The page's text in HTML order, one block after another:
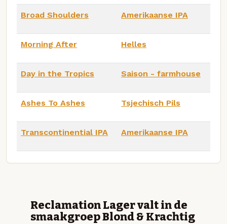
Broad Shoulders Amerikaanse IPA
Morning After Helles
Day in the Tropics Saison - farmhouse
Ashes To Ashes Tsjechisch Pils
Transcontinential IPA Amerikaanse IPA
Reclamation Lager valt in de
smaakgroep Blond & Krachtig